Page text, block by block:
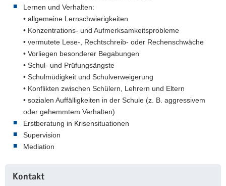
Lernen und Verhalten:
• allgemeine Lernschwierigkeiten
• Konzentrations- und Aufmerksamkeitsprobleme
• vermutete Lese-, Rechtschreib- oder Rechenschwäche
• Vorliegen besonderer Begabungen
• Schul- und Prüfungsängste
• Schulmüdigkeit und Schulverweigerung
• Konflikten zwischen Schülern, Lehrern und Eltern
• sozialen Auffälligkeiten in der Schule (z. B. aggressivem
oder gehemmtem Verhalten)
Erstberatung in Krisensituationen
Supervision
Mediation
Information
Kontakt